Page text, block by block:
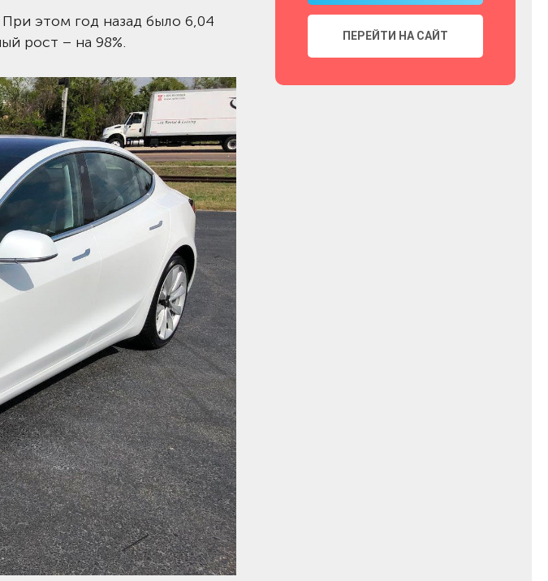
ПЕРЕЙТИ НА САЙТ
этом год назад было 6,04
рост – на 98%.